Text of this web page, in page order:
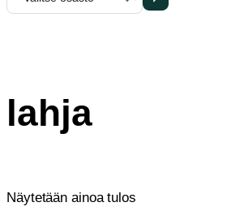
osasto
lahja
Näytetään ainoa tulos